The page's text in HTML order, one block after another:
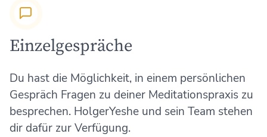
Einzelgespräche
Du hast die Möglichkeit, in einem persönlichen
Gespräch Fragen zu deiner Meditationspraxis zu
besprechen. HolgerYeshe und sein Team stehen
dir dafür zur Verfügung.